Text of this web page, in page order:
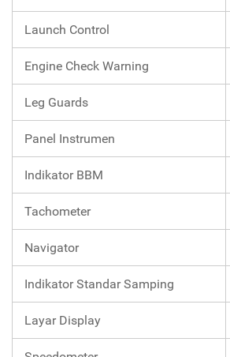
Launch Control
Engine Check Warning
Leg Guards
Panel Instrumen
Indikator BBM
Tachometer
Navigator
Indikator Standar Samping
Layar Display